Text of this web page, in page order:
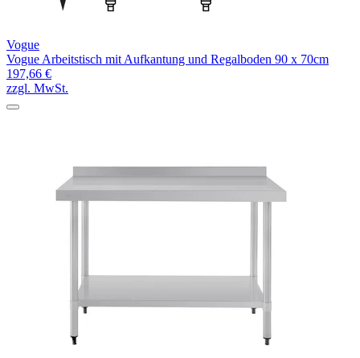
Vogue
Vogue Arbeitstisch mit Aufkantung und Regalboden 90 x 70cm
197,66 €
zzgl. MwSt.